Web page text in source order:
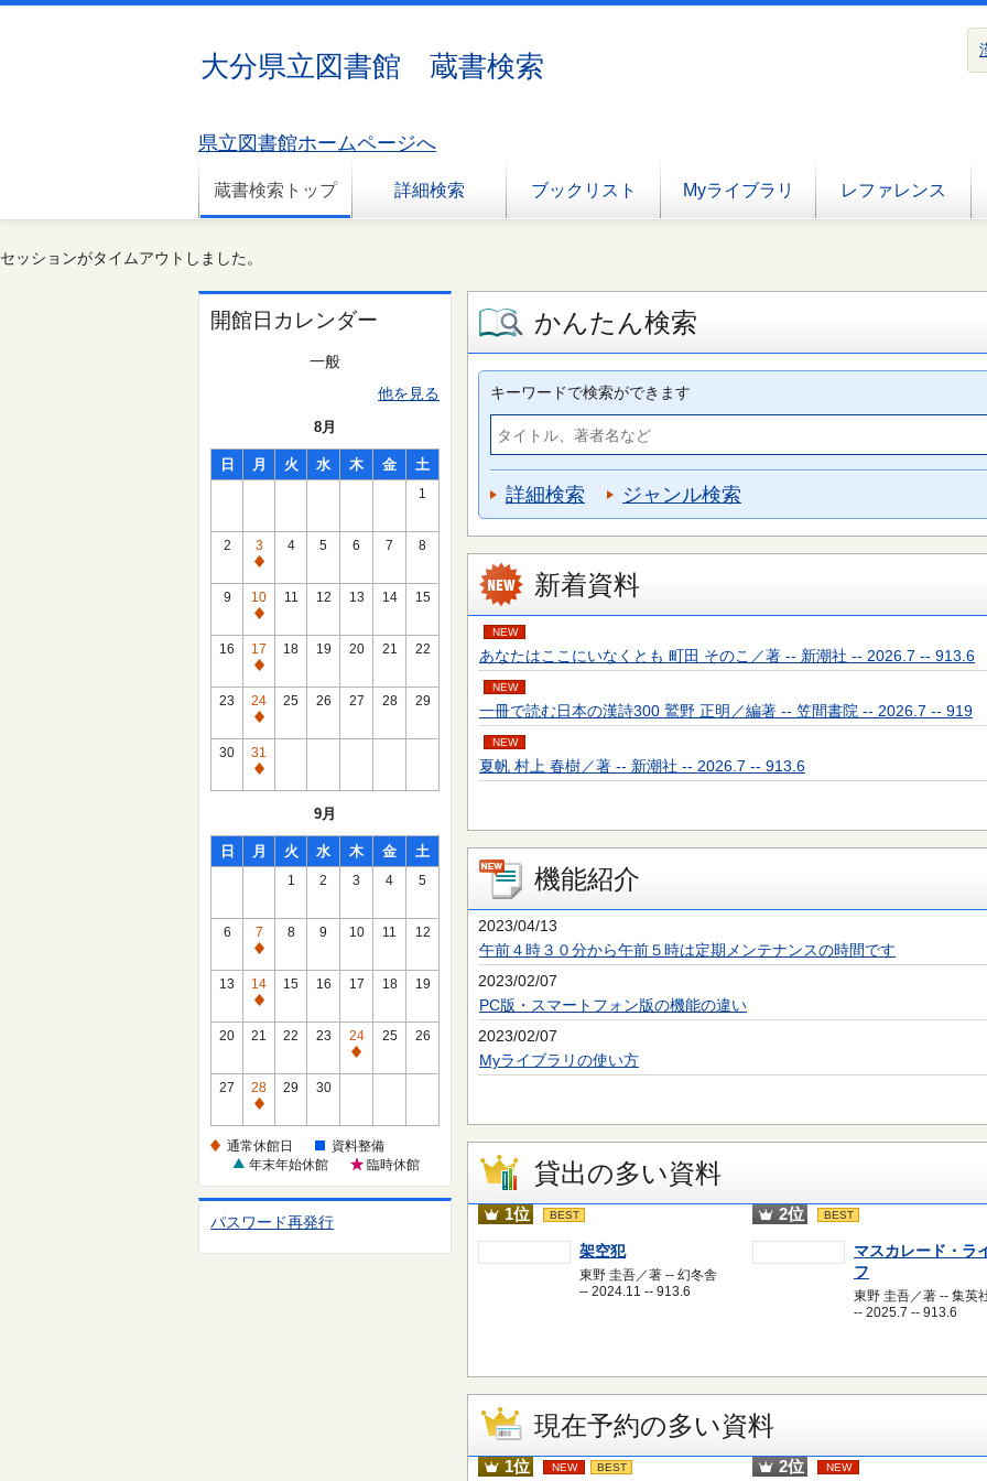
大分県立図書館 蔵書検索
県立図書館ホームページへ
蔵書検索トップ 詳細検索 ブックリスト Myライブラリ レファレンス
セッションがタイムアウトしました。
開館日カレンダー
一般
他を見る
8月
日 月 火 水 木 金 土
1
2
3
通
常
休
館
日
4 5 6 7 8
9
10
通
常
休
館
日
11 12 13 14 15
16
17
通
常
休
館
日
18 19 20 21 22
23
24
通
常
休
館
25 26 27 28 29
30
31
通
館
日
9月
日 月 火 水 木 金 土
1 2 3 4 5
6
7
通
常
休
館
8 9 10 11 12
13
14
通
常
館
日
15 16 17 18 19
20 21 22 23
24
通
館
日
25 26
27
28
通
休
日
29 30
通常休館日
資料整備
年末年始休館
臨時休館
パスワード再発行
かんたん検索
キーワードで検索ができます
詳細検索 ジャンル検索
新着資料
NEW
あなたはここにいなくとも 町田 そのこ／著 -- 新潮社 -- 2026.7 -- 913.6
NEW
一冊で読む日本の漢詩300 鷲野 正明／編著 -- 笠間書院 -- 2026.7 -- 919
NEW
夏帆 村上 春樹／著 -- 新潮社 -- 2026.7 -- 913.6
機能紹介
2023/04/13
午前４時３０分から午前５時は定期メンテナンスの時間です
2023/02/07
PC版・スマートフォン版の機能の違い
2023/02/07
Myライブラリの使い方
貸出の多い資料
1位 BEST
架空犯
東野 圭吾／著 -- 幻冬舎
-- 2024.11 -- 913.6
2位 BEST
マスカレード・ラ
フ
東野 圭吾／著 -- 集英
-- 2025.7 -- 913.6
現在予約の多い資料
1位 NEW BEST 2位 NEW